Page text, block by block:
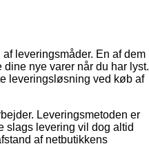
leveringsmåder. En af dem
nye varer når du har lyst.
leveringsløsning ved køb af
Leveringsmetoden er
slags levering vil dog altid
af netbutikkens